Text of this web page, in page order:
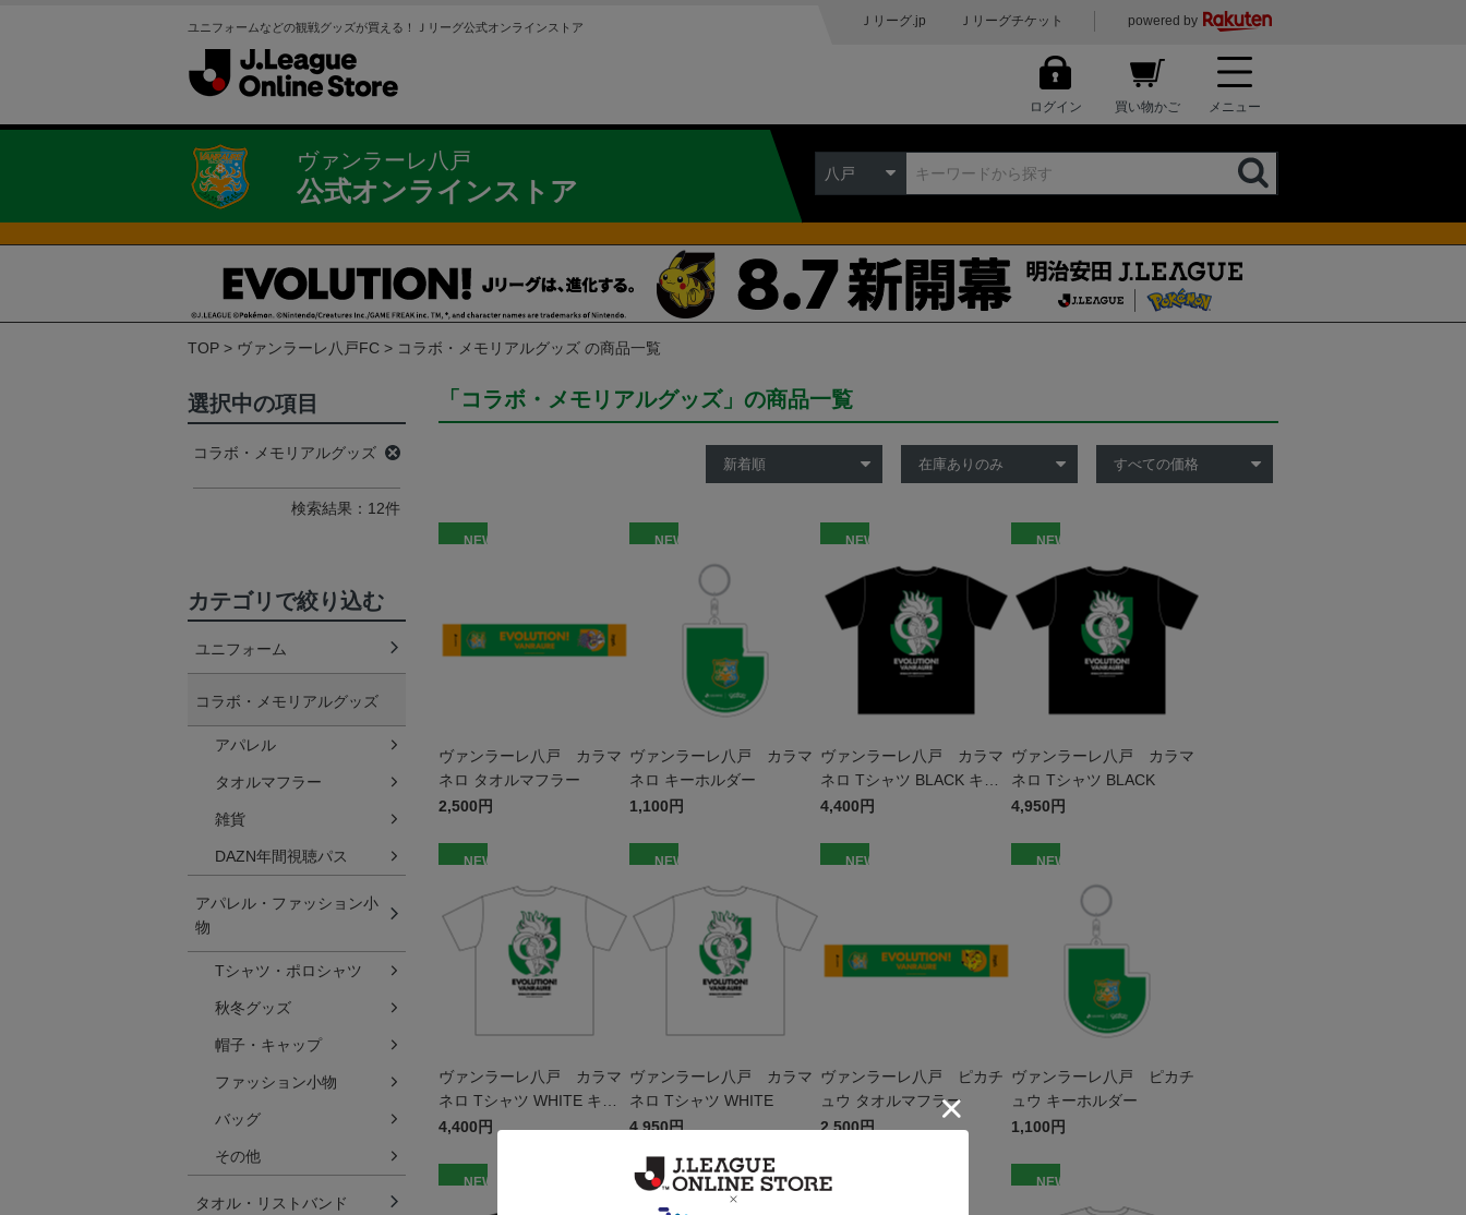
ユニフォームなどの観戦グッズが買える！Ｊリーグ公式オンラインストア Ｊリーグ.jp Ｊリーグチケット powered by
ログイン 買い物かご メニュー
ヴァンラーレ八戸
公式オンラインストア
八戸
TOP ヴァンラーレ八戸FC コラボ・メモリアルグッズ の商品一覧
「コラボ・メモリアルグッズ」の商品一覧
NEW
ヴァンラーレ八戸 カラマ
ネロ タオルマフラー
2,500円
NEW
ヴァンラーレ八戸 カラマ
ネロ キーホルダー
1,100円
NEW
ヴァンラーレ八戸 カラマ
ネロ Tシャツ BLACK キッ
ズ
4,400円
NEW
ヴァンラーレ八戸 カラマ
ネロ Tシャツ BLACK
4,950円
NEW
ヴァンラーレ八戸 カラマ
ネロ Tシャツ WHITE キッ
ズ
4,400円
NEW
ヴァンラーレ八戸 カラマ
ネロ Tシャツ WHITE
4,950円
NEW
ヴァンラーレ八戸 ピカチ
ュウ タオルマフラー
2,500円
NEW
ヴァンラーレ八戸 ピカチ
ュウ キーホルダー
1,100円
NEW NEW NEW
選択中の項目
コラボ・メモリアルグッズ
検索結果：12件
カテゴリで絞り込む
ユニフォーム
コラボ・メモリアルグッズ
アパレル
タオルマフラー
雑貨
DAZN年間視聴パス
アパレル・ファッション小
物
Tシャツ・ポロシャツ
秋冬グッズ
帽子・キャップ
ファッション小物
バッグ
その他
タオル・リストバンド